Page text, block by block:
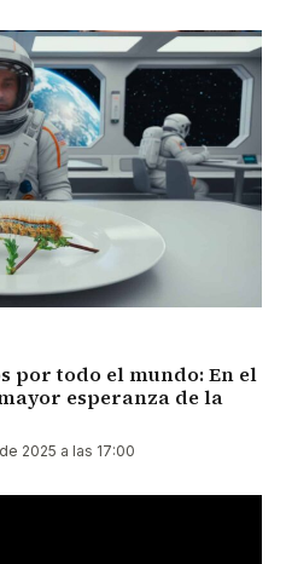
por todo el mundo: En el
esperanza de la
2025 a las 17:00